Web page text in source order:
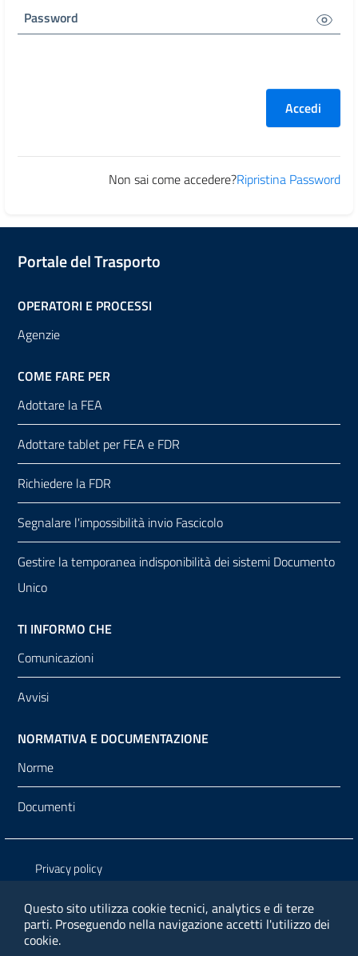
Questo sito utilizza cookie tecnici, analytics e di terze
parti. Proseguendo nella navigazione accetti l'utilizzo dei
cookie.
Password
Accedi
Non sai come accedere?Ripristina Password
Portale del Trasporto
OPERATORI E PROCESSI
Agenzie
COME FARE PER
Adottare la FEA
Adottare tablet per FEA e FDR
Richiedere la FDR
Segnalare l'impossibilità invio Fascicolo
Gestire la temporanea indisponibilità dei sistemi Documento
Unico
TI INFORMO CHE
Comunicazioni
Avvisi
NORMATIVA E DOCUMENTAZIONE
Norme
Documenti
Privacy policy
Note legali
Media policy